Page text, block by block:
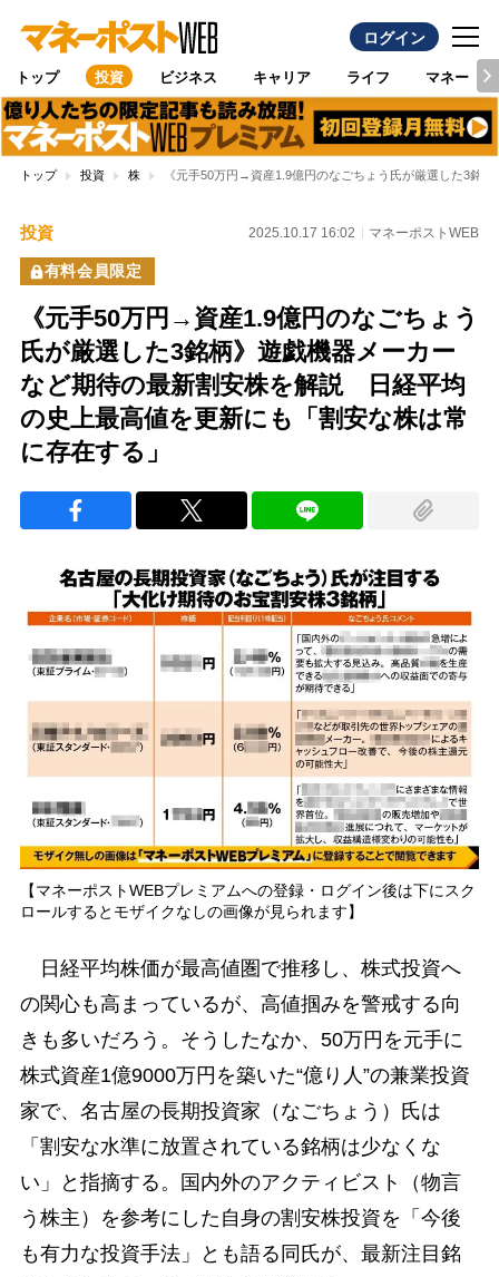
ログイン
トップ 投資 ビジネス キャリア ライフ マネー
トップ 投資 株 《元手50万円→資産1.9億円のなごちょう氏が厳選した3銘
投資 2025.10.17 16:02 マネーポストWEB
有料会員限定
《元手50万円→資産1.9億円のなごちょう
氏が厳選した3銘柄》遊戯機器メーカー
など期待の最新割安株を解説 日経平均
の史上最高値を更新にも「割安な株は常
に存在する」
【マネーポストWEBプレミアムへの登録・ログイン後は下にスク
ロールするとモザイクなしの画像が見られます】
日経平均株価が最高値圏で推移し、株式投資へ
の関心も高まっているが、高値掴みを警戒する向
きも多いだろう。そうしたなか、50万円を元手に
株式資産1億9000万円を築いた“億り人”の兼業投資
家で、名古屋の長期投資家（なごちょう）氏は
「割安な水準に放置されている銘柄は少なくな
い」と指摘する。国内外のアクティビスト（物言
う株主）を参考にした自身の割安株投資を「今後
も有力な投資手法」とも語る同氏が、最新注目銘